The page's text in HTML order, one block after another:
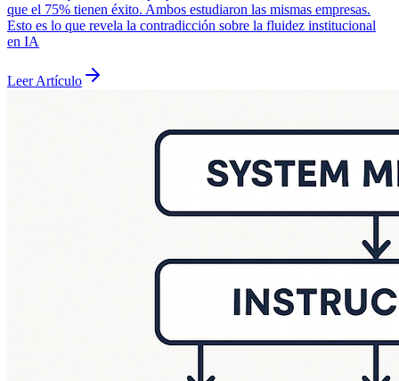
que el 75% tienen éxito. Ambos estudiaron las mismas empresas.
Esto es lo que revela la contradicción sobre la fluidez institucional
en IA
Leer Artículo